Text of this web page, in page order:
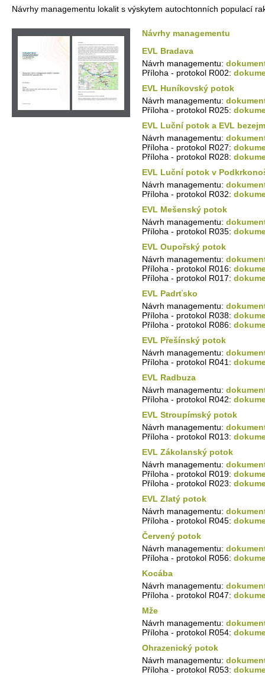
Návrhy managementu lokalit s výskytem autochtonních populací
Návrhy managementu
EVL Bradava
Návrh managementu:
Příloha - protokol R002:
EVL Huníkovský potok
Návrh managementu:
Příloha - protokol R025:
EVL Luční potok a EVL
Návrh managementu:
Příloha - protokol R027:
Příloha - protokol R028:
EVL Luční potok v
Návrh managementu:
Příloha - protokol R032:
EVL Mešenský potok
Návrh managementu:
Příloha - protokol R035:
EVL Oupořský potok
Návrh managementu:
Příloha - protokol R016:
Příloha - protokol R017:
EVL Padrťsko
Návrh managementu:
Příloha - protokol R038:
Příloha - protokol R086:
EVL Přešínský potok
Návrh managementu:
Příloha - protokol R041:
EVL Radbuza
Návrh managementu:
Příloha - protokol R042:
EVL Stroupímský potok
Návrh managementu:
Příloha - protokol R013:
EVL Zákolanský potok
Návrh managementu:
Příloha - protokol R019:
Příloha - protokol R023:
EVL Zlatý potok
Návrh managementu:
Příloha - protokol R045:
Červený potok
Návrh managementu:
Příloha - protokol R056:
Kocába
Návrh managementu:
Příloha - protokol R047:
Mže
Návrh managementu:
Příloha - protokol R054:
Ohrazenický potok
Návrh managementu:
Příloha - protokol R053: